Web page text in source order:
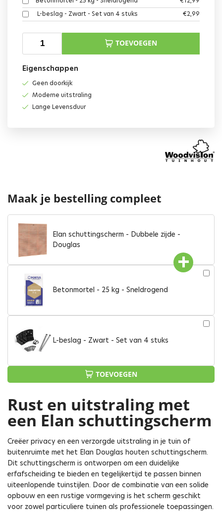
L-beslag - Zwart - Set van 4 stuks
€2,99
TOEVOEGEN
Eigenschappen
Geen doorkijk
Moderne uitstraling
Lange Levensduur
Maak je bestelling compleet
Elan schuttingscherm - Dubbele zijde -
Douglas
Betonmortel - 25 kg - Sneldrogend
L-beslag - Zwart - Set van 4 stuks
TOEVOEGEN
Rust en uitstraling met
een Elan schuttingscherm
Creëer privacy en een verzorgde uitstraling in je tuin of
buitenruimte met het Elan Douglas houten schuttingscherm.
Dit schuttingscherm is ontworpen om een duidelijke
erfafscheiding te bieden en tegelijkertijd te passen binnen
uiteenlopende tuinstijlen. Door de combinatie van een solide
opbouw en een rustige vormgeving is het scherm geschikt
voor zowel particuliere tuinen als professionele toepassingen.